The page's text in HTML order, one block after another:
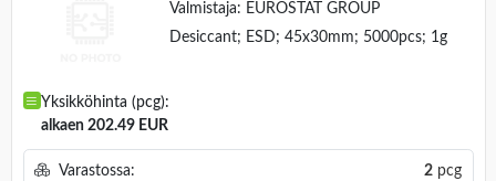
Valmistaja: EUROSTAT GROUP
Desiccant; ESD; 45x30mm; 5000pcs; 1g
Yksikköhinta (pcg):
alkaen 202.49 EUR
Varastossa: 2pcg